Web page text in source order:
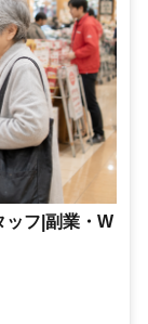
ッフ|副業・W